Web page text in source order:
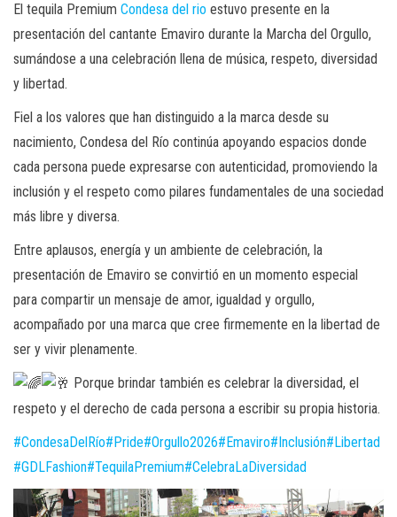
El tequila Premium Condesa del rio estuvo presente en la
presentación del cantante Emaviro durante la Marcha del Orgullo,
sumándose a una celebración llena de música, respeto, diversidad
y libertad.
Fiel a los valores que han distinguido a la marca desde su
nacimiento, Condesa del Río continúa apoyando espacios donde
cada persona puede expresarse con autenticidad, promoviendo la
inclusión y el respeto como pilares fundamentales de una sociedad
más libre y diversa.
Entre aplausos, energía y un ambiente de celebración, la
presentación de Emaviro se convirtió en un momento especial
para compartir un mensaje de amor, igualdad y orgullo,
acompañado por una marca que cree firmemente en la libertad de
ser y vivir plenamente.
Porque brindar también es celebrar la diversidad, el
respeto y el derecho de cada persona a escribir su propia historia.
#CondesaDelRío#Pride#Orgullo2026#Emaviro#Inclusión#Libertad
#GDLFashion#TequilaPremium#CelebraLaDiversidad